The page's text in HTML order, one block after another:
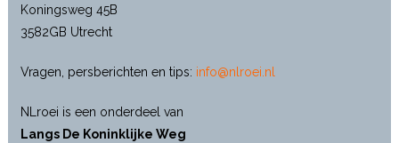
Koningsweg 45B
3582GB Utrecht
Vragen, persberichten en tips: info@nlroei.nl
NLroei is een onderdeel van
Langs De Koninklijke Weg